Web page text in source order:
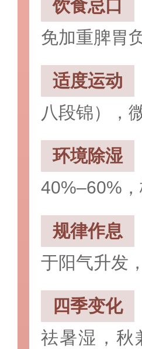
饮食忌口
免加重脾胃
‌适度运动
八段锦），
‌环境除湿
40%–60%
‌规律作息
于阳气升发
四季变化
祛暑湿，秋